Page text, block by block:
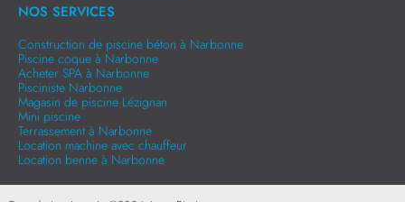
NOS SERVICES
Construction de piscine béton à Narbonne
Piscine coque à Narbonne
Acheter SPA à Narbonne
Pisciniste Narbonne
Magasin de piscine Lézignan
Mini piscine
Terrassement à Narbonne
Location machine avec chauffeur
Location benne à Narbonne